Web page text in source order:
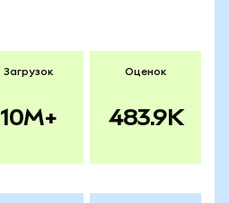
Загрузок
10M+
Оценок
483.9K